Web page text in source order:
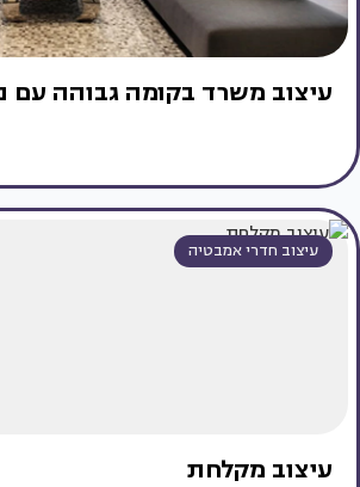
עיצוב משרד בקומה גבוהה עם
עיצוב חדרי אמבטיה
עיצוב מקלחת